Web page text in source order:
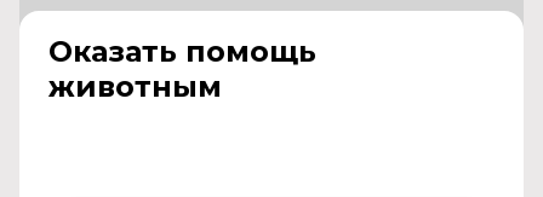
Оказать помощь
животным